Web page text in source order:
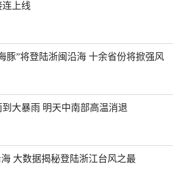
上线
豚”将登陆浙闽沿海 十余省份将掀强风
大暴雨 明天中南部高温消退
大数据揭秘登陆浙江台风之最